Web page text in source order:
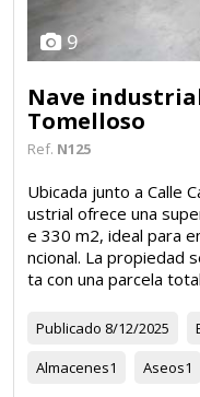
9
Nave
Tomelloso
Ref. N125
Ubicada junto a Calle
ustrial ofrece una
e 330 m2, ideal para
ncional. La propiedad
ta con una parcela
Publicado 8/12/2025
Almacenes1 Aseos1